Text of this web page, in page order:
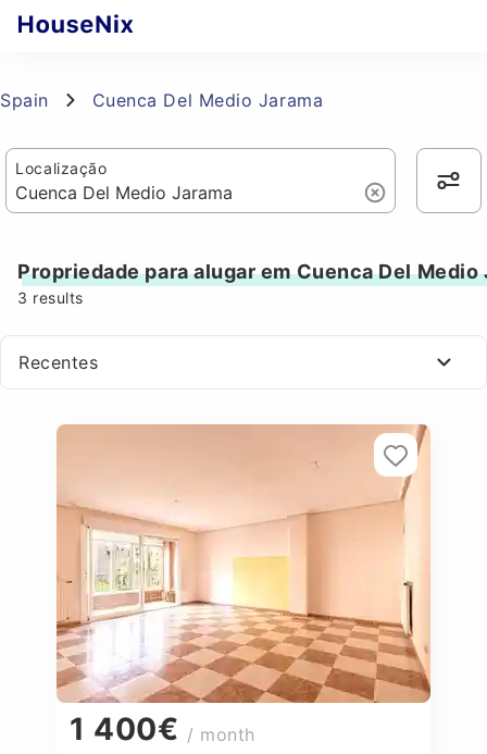
Spain Cuenca Del Medio Jarama
Localização
Propriedade para alugar em Cuenca Del Medio
3 results
Recentes
1 400€ / month